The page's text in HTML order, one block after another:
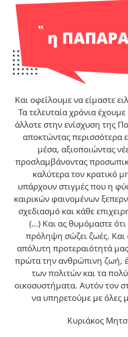
Και οφείλουμε να είμαστε
Τα τελευταία χρόνια
άλλοτε στην ενίσχυση της
αποκτώντας περισσότερα
μέσα, αξιοποιώντας
προσλαμβάνοντας
καλύτερα τον κρατικό
υπάρχουν στιγμές που η
καιρικών φαινομένων
σχεδιασμό και κάθε
(…) Και ας θυμόμαστε ότι
πρόληψη σώζει ζωές. Και
απόλυτη προτεραιότητά
πρώτα την ανθρώπινη ζωή,
των πολιτών και τα
οικοσυστήματα. Αυτόν τον
να υπηρετούμε με όλες
Κυριάκος